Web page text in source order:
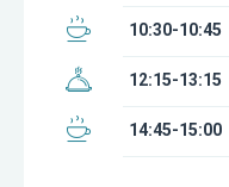
10:30-10:45
12:15-13:15
14:45-15:00